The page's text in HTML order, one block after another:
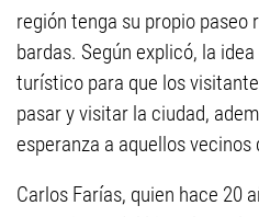
región tenga su propio paseo
bardas. Según explicó, la
turístico para que los
pasar y visitar la ciudad,
esperanza a aquellos vecinos
Carlos Farías, quien hace 20